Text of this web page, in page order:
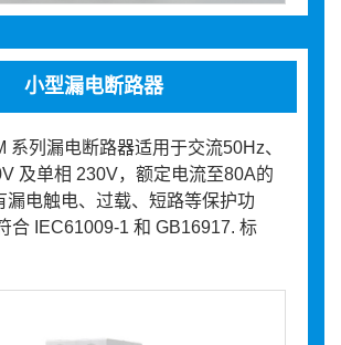
小型漏电断路器
系列漏电断路器适用于交流50Hz、
及单相 230V，额定电流至80A的
漏电触电、过载、短路等保护功
合 IEC61009-1 和 GB16917. 标